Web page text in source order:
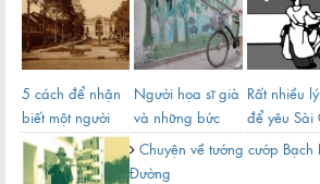
5 cách để nhận
biết một người
Sài Gòn chính
hiệu
Người họa sĩ già
và những bức
tường cũ của Sài
...
Rất nhiều
để yêu Sài
Chuyện về tướng cướp Bạch
Đường